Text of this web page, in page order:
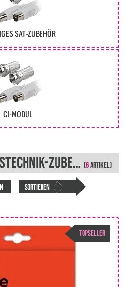
SAT-ZUBEHÖR
CI-MODUL
SAT- / EMPFANGSTECHNIK-ZUBEHÖR (6ARTIKEL)
SORTIEREN
TOPSELLER